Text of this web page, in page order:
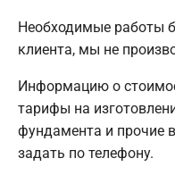
Необходимые работы
клиента, мы не
Информацию о
тарифы на
фундамента и прочие
задать по телефону.